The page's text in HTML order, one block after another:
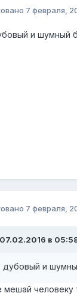
7 февраля,
и шумный
7 февраля,
в
дубовый и
человеку